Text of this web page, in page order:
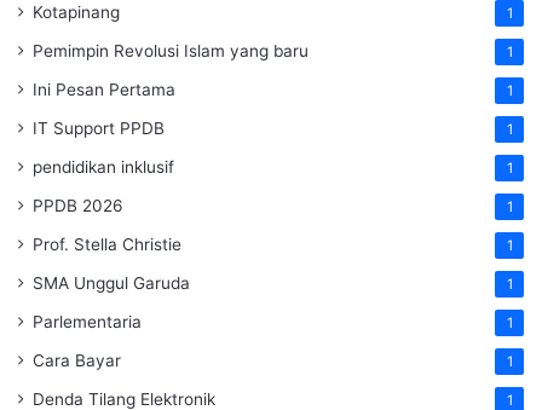
Kotapinang 1
Pemimpin Revolusi Islam yang baru 1
Ini Pesan Pertama 1
IT Support PPDB 1
pendidikan inklusif 1
PPDB 2026 1
Prof. Stella Christie 1
SMA Unggul Garuda 1
Parlementaria 1
Cara Bayar 1
Denda Tilang Elektronik 1